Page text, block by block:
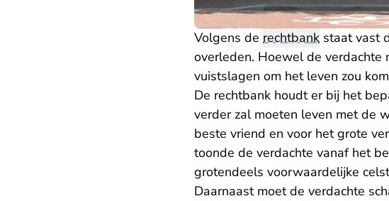
Volgens de rechtbank staat vast
overleden. Hoewel de
vuistslagen om het leven zou
De rechtbank houdt er bij het
verder zal moeten leven met de
beste vriend en voor het grote
toonde de verdachte vanaf het
grotendeels voorwaardelijke
Daarnaast moet de verdachte